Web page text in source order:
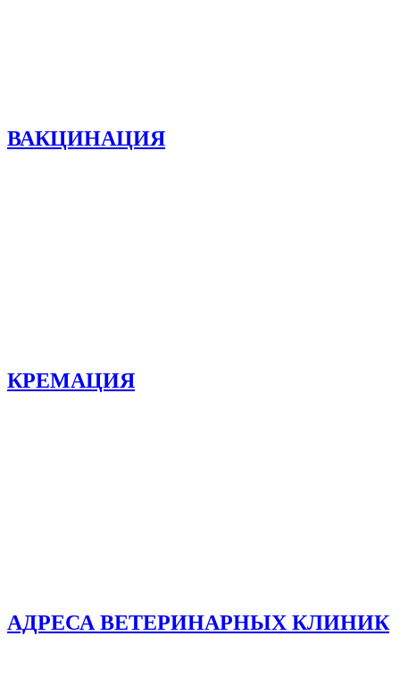
ВАКЦИНАЦИЯ
КРЕМАЦИЯ
АДРЕСА ВЕТЕРИНАРНЫХ КЛИНИК